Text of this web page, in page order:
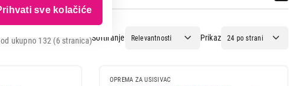
sve kolačiće
Sortiranje Prikaz
ukupno 132 (6 stranica)
OPREMA ZA USISIVAC